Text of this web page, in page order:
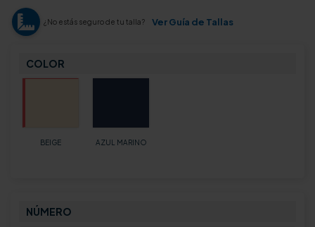
¿No estás seguro de tu talla? Ver Guía de Tallas
COLOR
BEIGE AZUL MARINO
NÚMERO